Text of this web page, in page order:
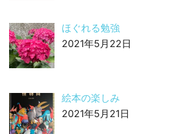
ほぐれる勉強
2021年5月22日
絵本の楽しみ
2021年5月21日